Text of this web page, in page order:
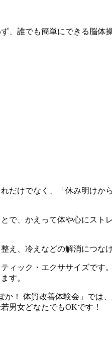
、誰でも簡単にできる脳体
だけでなく、「休み明けか
で、かえって体や心にスト
え、冷えなどの解消につな
ィック・エクササイズです
す。
！ 体質改善体験会」では
男女どなたでもOKです！